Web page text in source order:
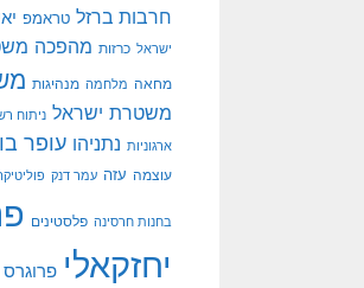
חרבות ברזל טראמפ
ישראל כרזות מהפכה
מחאה מלחמה מנהיגות
משטרת ישראל ניתוח
ארגוניות נתניהו עופר
עוצמה עזה עמר דנק
בחנות חרסינה פלסטינים
יחזקאלי פרוגרס